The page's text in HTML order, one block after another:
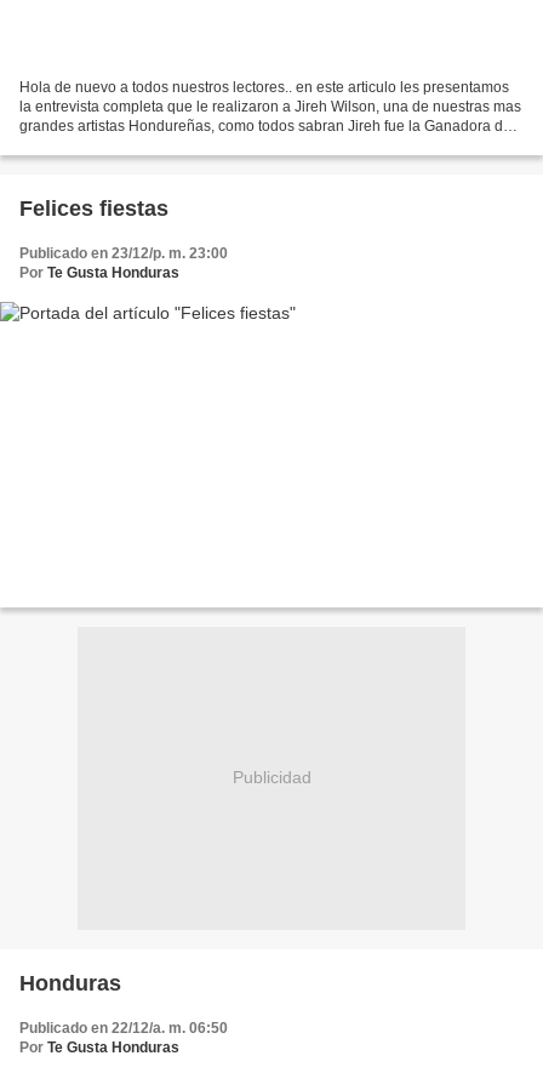
Hola de nuevo a todos nuestros lectores.. en este articulo les presentamos
la entrevista completa que le realizaron a Jireh Wilson, una de nuestras mas
grandes artistas Hondureñas, como todos sabran Jireh fue la Ganadora de
Felices fiestas
Publicado en 23/12/p. m. 23:00
Por Te Gusta Honduras
Publicidad
Honduras
Publicado en 22/12/a. m. 06:50
Por Te Gusta Honduras